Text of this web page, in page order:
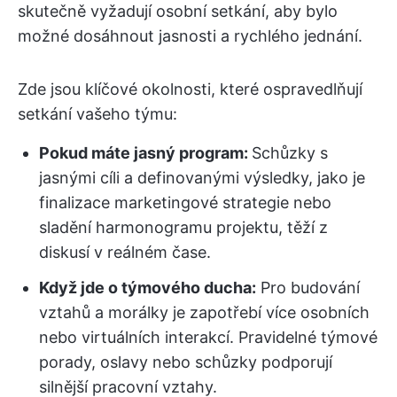
skutečně vyžadují osobní setkání, aby bylo
možné dosáhnout jasnosti a rychlého jednání.
Zde jsou klíčové okolnosti, které ospravedlňují
setkání vašeho týmu:
Pokud máte jasný program: Schůzky s
jasnými cíli a definovanými výsledky, jako je
finalizace marketingové strategie nebo
sladění harmonogramu projektu, těží z
diskusí v reálném čase.
Když jde o týmového ducha: Pro budování
vztahů a morálky je zapotřebí více osobních
nebo virtuálních interakcí. Pravidelné týmové
porady, oslavy nebo schůzky podporují
silnější pracovní vztahy.